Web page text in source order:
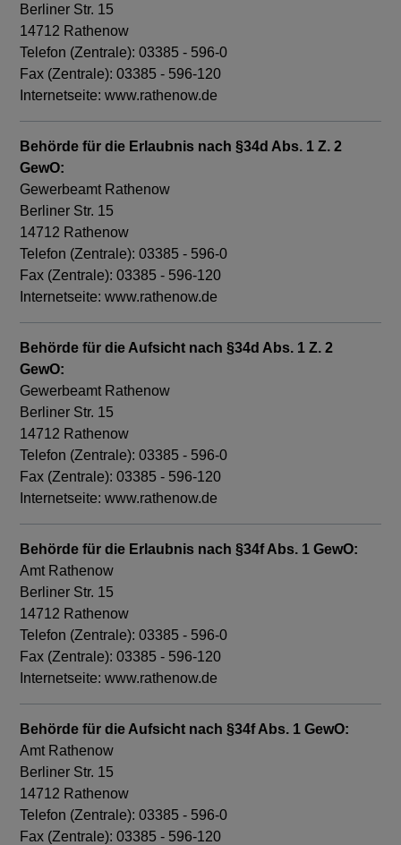
Berliner Str. 15
14712 Rathenow
Telefon (Zentrale): 03385 - 596-0
Fax (Zentrale): 03385 - 596-120
Internetseite: www.rathenow.de
Behörde für die Erlaubnis nach §34d Abs. 1 Z. 2
GewO:
Gewerbeamt Rathenow
Berliner Str. 15
14712 Rathenow
Telefon (Zentrale): 03385 - 596-0
Fax (Zentrale): 03385 - 596-120
Internetseite: www.rathenow.de
Behörde für die Aufsicht nach §34d Abs. 1 Z. 2
GewO:
Gewerbeamt Rathenow
Berliner Str. 15
14712 Rathenow
Telefon (Zentrale): 03385 - 596-0
Fax (Zentrale): 03385 - 596-120
Internetseite: www.rathenow.de
Behörde für die Erlaubnis nach §34f Abs. 1 GewO:
Amt Rathenow
Berliner Str. 15
14712 Rathenow
Telefon (Zentrale): 03385 - 596-0
Fax (Zentrale): 03385 - 596-120
Internetseite: www.rathenow.de
Behörde für die Aufsicht nach §34f Abs. 1 GewO:
Amt Rathenow
Berliner Str. 15
14712 Rathenow
Telefon (Zentrale): 03385 - 596-0
Fax (Zentrale): 03385 - 596-120